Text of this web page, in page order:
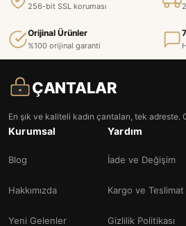
256-bit SSL koruması
Orijinal Ürünler
%100 orijinal garanti
ÇANTALAR
En şık ve kaliteli kadın çantaları, tek adreste.
Kurumsal
Blog
Hakkımızda
Yeni Gelenler
Yardım
İade ve Değişim
Kargo ve Teslimat
Gizlilik Politikası